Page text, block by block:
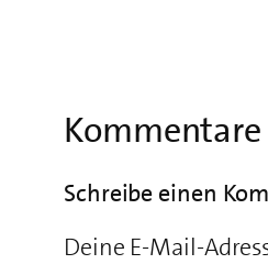
Kommentare
Schreibe einen
Deine E-Mail-